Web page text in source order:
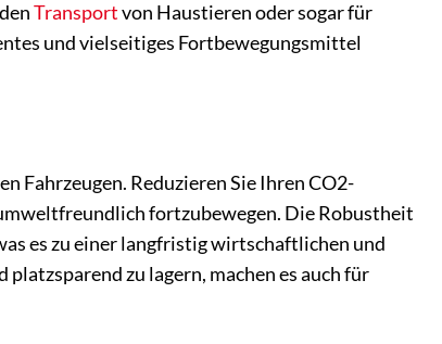
Transportvon Haustieren oder sogar für
und vielseitiges Fortbewegungsmittel
Fahrzeugen. Reduzieren Sie Ihren CO2-
fortzubewegen. Die Robustheit
es zu einer langfristig wirtschaftlichen und
zu lagern, machen es auch für